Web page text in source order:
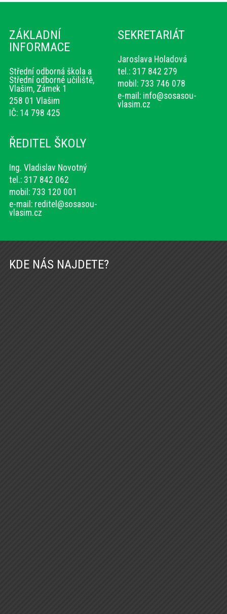
ZÁKLADNÍ
INFORMACE
Střední odborná škola a
Střední odborné učiliště,
Vlašim, Zámek 1
258 01 Vlašim
IČ: 14 798 425
SEKRETARIÁT
Jaroslava Holadová
tel.: 317 842 279
mobil: 733 746 078
e-mail: info@sosasou-
vlasim.cz
ŘEDITEL ŠKOLY
Ing. Vladislav Novotný
tel.: 317 842 062
mobil: 733 120 001
e-mail: reditel@sosasou-
vlasim.cz
KDE NÁS NAJDETE?